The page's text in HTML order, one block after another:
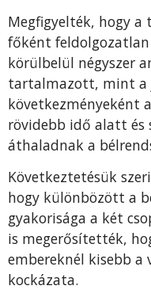
Megfigyelték, hogy
főként
körülbelül négyszer
tartalmazott, mint a
következményeként
rövidebb idő alatt és
áthaladnak a
Következtetésük
hogy különbözött a
gyakorisága a két
is megerősítették,
embereknél kisebb a
kockázata.